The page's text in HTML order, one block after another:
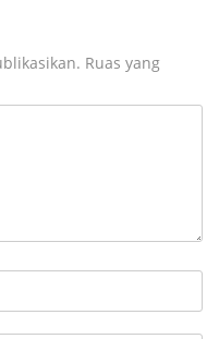
Ruas yang